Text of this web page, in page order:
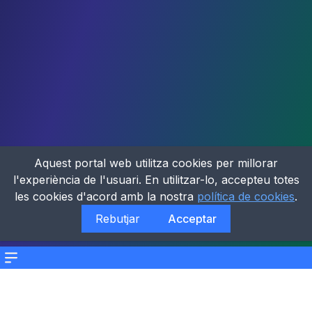
Menu
Aquest portal web utilitza cookies per millorar
l'experiència de l'usuari. En utilitzar-lo, accepteu totes
les cookies d'acord amb la nostra política de cookies.
Rebutjar
Acceptar